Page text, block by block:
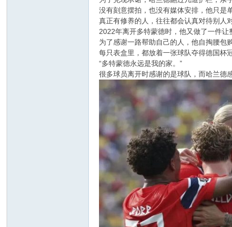
没有刻意摆拍，也没有媒体安排，他只是
真正有修养的人，往往都会认真对待别人
2022年离开多特蒙德时，他又做了一件让
为了感谢一路帮助自己的人，他自掏腰包
每只表盒里，都放着一张球队夺得德国杯
“多特蒙德永远是我的家。”
很多球员离开时感谢的是球队，而哈兰德